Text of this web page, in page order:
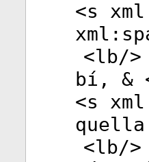
<s
<lb/>
bí, &
<s
quella
<lb/>